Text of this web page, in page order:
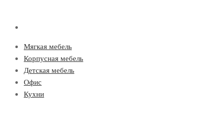
Мягкая мебель
Корпусная мебель
Детская мебель
Офис
Кухни